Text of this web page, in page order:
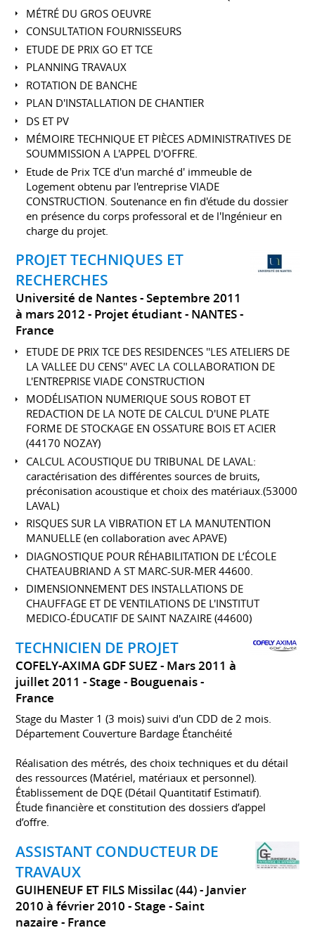
MÉTRÉ DU GROS OEUVRE
CONSULTATION FOURNISSEURS
ETUDE DE PRIX GO ET TCE
PLANNING TRAVAUX
ROTATION DE BANCHE
PLAN D'INSTALLATION DE CHANTIER
DS ET PV
MÉMOIRE TECHNIQUE ET PIÈCES ADMINISTRATIVES DE
SOUMMISSION A L'APPEL D'OFFRE.
Etude de Prix TCE d'un marché d' immeuble de
Logement obtenu par l'entreprise VIADE
CONSTRUCTION. Soutenance en fin d'étude du dossier
en présence du corps professoral et de l'Ingénieur en
charge du projet.
PROJET TECHNIQUES ET
RECHERCHES
Université de Nantes
Septembre 2011
à mars 2012 Projet étudiant
NANTES
France
ETUDE DE PRIX TCE DES RESIDENCES ''LES ATELIERS DE
LA VALLEE DU CENS'' AVEC LA COLLABORATION DE
L'ENTREPRISE VIADE CONSTRUCTION
MODÉLISATION NUMERIQUE SOUS ROBOT ET
REDACTION DE LA NOTE DE CALCUL D'UNE PLATE
FORME DE STOCKAGE EN OSSATURE BOIS ET ACIER
(44170 NOZAY)
CALCUL ACOUSTIQUE DU TRIBUNAL DE LAVAL:
caractérisation des différentes sources de bruits,
préconisation acoustique et choix des matériaux.(53000
LAVAL)
RISQUES SUR LA VIBRATION ET LA MANUTENTION
MANUELLE (en collaboration avec APAVE)
DIAGNOSTIQUE POUR RÉHABILITATION DE L’ÉCOLE
CHATEAUBRIAND A ST MARC-SUR-MER 44600.
DIMENSIONNEMENT DES INSTALLATIONS DE
CHAUFFAGE ET DE VENTILATIONS DE L'INSTITUT
MEDICO-ÉDUCATIF DE SAINT NAZAIRE (44600)
TECHNICIEN DE PROJET
COFELY-AXIMA GDF SUEZ
Mars 2011 à
juillet 2011 Stage
Bouguenais
France
Stage du Master 1 (3 mois) suivi d'un CDD de 2 mois.
Département Couverture Bardage Étanchéité
Réalisation des métrés, des choix techniques et du détail
des ressources (Matériel, matériaux et personnel).
Établissement de DQE (Détail Quantitatif Estimatif).
Étude financière et constitution des dossiers d’appel
d’offre.
ASSISTANT CONDUCTEUR DE
TRAVAUX
GUIHENEUF ET FILS Missilac (44)
Janvier
2010 à février 2010 Stage
Saint
nazaire
France